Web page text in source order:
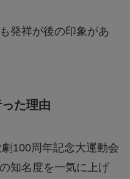
発祥が後の印象があ
た理由
100周年記念大運動会
知名度を一気に上げ